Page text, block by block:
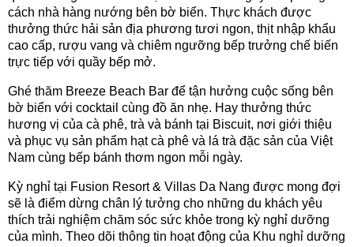
cách nhà hàng nướng bên bờ biển. Thực khách được
thưởng thức hải sản địa phương tươi ngon, thịt nhập khẩu
cao cấp, rượu vang và chiêm ngưỡng bếp trưởng chế biến
trực tiếp với quầy bếp mở.
Ghé thăm Breeze Beach Bar để tận hưởng cuộc sống bên
bờ biển với cocktail cùng đồ ăn nhẹ. Hay thưởng thức
hương vị của cà phê, trà và bánh tại Biscuit, nơi giới thiệu
và phục vụ sản phẩm hạt cà phê và lá trà đặc sản của Việt
Nam cùng bếp bánh thơm ngon mỗi ngày.
Kỳ nghỉ tại Fusion Resort & Villas Da Nang được mong đợi
sẽ là điểm dừng chân lý tưởng cho những du khách yêu
thích trải nghiệm chăm sóc sức khỏe trong kỳ nghỉ dưỡng
của mình. Theo dõi thông tin hoạt động của Khu nghỉ dưỡng